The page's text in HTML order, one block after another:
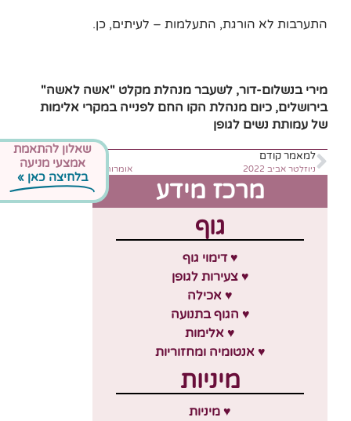
התערבות לא הורגת, התעלמות – לעיתים, כן.
מירי בנשלום-דור, לשעבר מנהלת מקלט "אשה לאשה"
בירושלים, כיום מנהלת הקו החם לפנייה במקרי אלימות
של עמותת נשים לגופן
למאמר קודם
ניוזלטר אביב 2022
למאמר הבא
אומרות לנו שיש סקס אחר
מרכז מידע
גוף
♥ דימוי גוף
♥ צעירות לגופן
♥ אכילה
♥ הגוף בתנועה
♥ אלימות
♥ אנטומיה ומחזוריות
מיניות
♥ מיניות
שאלון להתאמת
אמצעי מניעה
בלחיצה כאן »